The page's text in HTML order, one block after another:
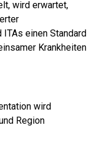
wird erwartet,
einen Standard
Krankheiten
wird
Region